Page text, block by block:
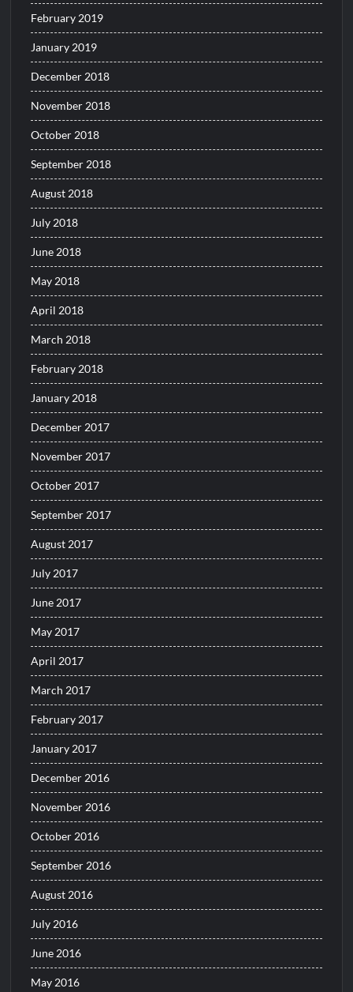
February 2019
January 2019
December 2018
November 2018
October 2018
September 2018
August 2018
July 2018
June 2018
May 2018
April 2018
March 2018
February 2018
January 2018
December 2017
November 2017
October 2017
September 2017
August 2017
July 2017
June 2017
May 2017
April 2017
March 2017
February 2017
January 2017
December 2016
November 2016
October 2016
September 2016
August 2016
July 2016
June 2016
May 2016